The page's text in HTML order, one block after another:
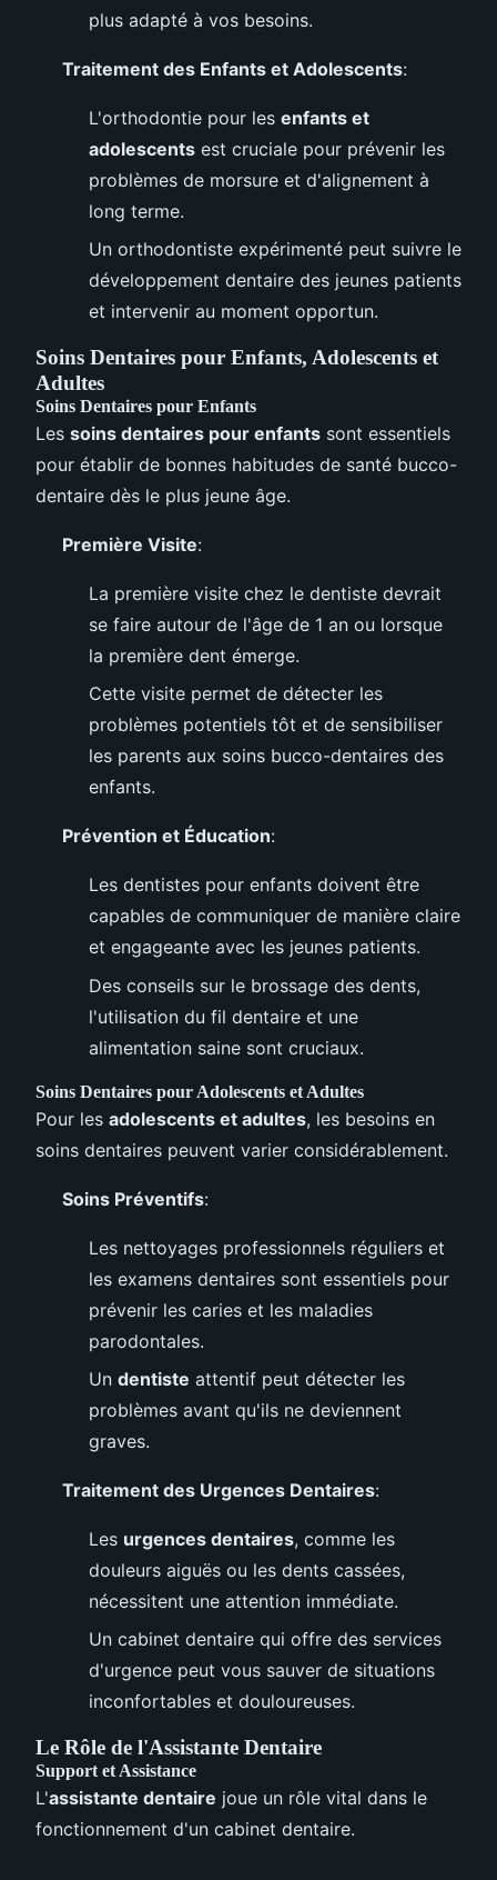
plus adapté à vos besoins.
Traitement des Enfants et Adolescents:
L'orthodontie pour les enfants et
adolescents est cruciale pour prévenir les
problèmes de morsure et d'alignement à
long terme.
Un orthodontiste expérimenté peut suivre le
développement dentaire des jeunes patients
et intervenir au moment opportun.
Soins Dentaires pour Enfants, Adolescents et
Adultes
Soins Dentaires pour Enfants
Les soins dentaires pour enfants sont essentiels
pour établir de bonnes habitudes de santé bucco-
dentaire dès le plus jeune âge.
Première Visite:
La première visite chez le dentiste devrait
se faire autour de l'âge de 1 an ou lorsque
la première dent émerge.
Cette visite permet de détecter les
problèmes potentiels tôt et de sensibiliser
les parents aux soins bucco-dentaires des
enfants.
Prévention et Éducation:
Les dentistes pour enfants doivent être
capables de communiquer de manière claire
et engageante avec les jeunes patients.
Des conseils sur le brossage des dents,
l'utilisation du fil dentaire et une
alimentation saine sont cruciaux.
Soins Dentaires pour Adolescents et Adultes
Pour les adolescents et adultes, les besoins en
soins dentaires peuvent varier considérablement.
Soins Préventifs:
Les nettoyages professionnels réguliers et
les examens dentaires sont essentiels pour
prévenir les caries et les maladies
parodontales.
Un dentiste attentif peut détecter les
problèmes avant qu'ils ne deviennent
graves.
Traitement des Urgences Dentaires:
Les urgences dentaires, comme les
douleurs aiguës ou les dents cassées,
nécessitent une attention immédiate.
Un cabinet dentaire qui offre des services
d'urgence peut vous sauver de situations
inconfortables et douloureuses.
Le Rôle de l'Assistante Dentaire
Support et Assistance
L'assistante dentaire joue un rôle vital dans le
fonctionnement d'un cabinet dentaire.